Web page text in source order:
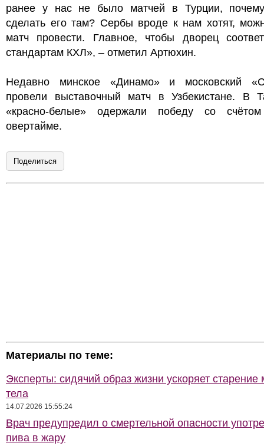
ранее у нас не было матчей в Турции,
сделать его там? Сербы вроде к нам хотят,
матч провести. Главное, чтобы дворец
стандартам КХЛ», – отметил Артюхин.
Недавно минское «Динамо» и московский
провели выставочный матч в Узбекистане. В
«красно-белые» одержали победу со
овертайме.
Поделиться
Материалы по теме:
Эксперты: сидячий образ жизни ускоряет старение
тела
14.07.2026 15:55:24
Врач предупредил о смертельной опасности
пива в жару